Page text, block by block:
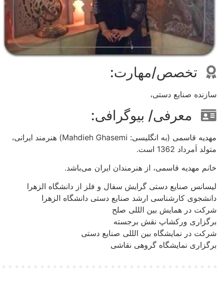
تخصص/مهارت:
سازنده صنایع دستی،
معرفی/ بیوگرافی:
مهدیه قاسمی (به انگلیسی: Mahdieh Ghasemi) هنرمند ایرانی،
متولد اَمرداد 1362 است.
خانم مهدیه قاسمی، از هنرمندان ایران می‌باشد.
لیسانس صنایع دستی گرایش سفال و فلز از دانشگاه الزهرا
دانشجوی کارشناسی ارشد صنایع دستی دانشگاه الزهرا
شرکت در همایش بین الللی صلح
برگزاری ورکشاپ نقش برجسته
شرکت در نمایشگاه بین الللی صنایع دستی
برگزاری نمایشگاه گروهی نقاشی